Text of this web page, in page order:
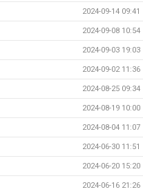
2024-09-14 09:41
2024-09-08 10:54
2024-09-03 19:03
2024-09-02 11:36
2024-08-25 09:34
2024-08-19 10:00
2024-08-04 11:07
2024-06-30 11:51
2024-06-20 15:20
2024-06-16 21:26